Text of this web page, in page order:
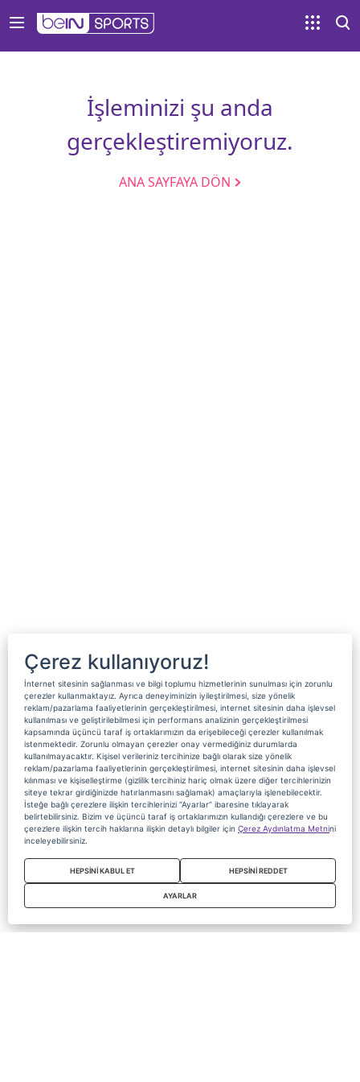
İşleminizi şu anda
gerçekleştiremiyoruz.
ANA SAYFAYA DÖN
Çerez kullanıyoruz!
İnternet sitesinin sağlanması ve bilgi toplumu hizmetlerinin sunulması için zorunlu
çerezler kullanmaktayız. Ayrıca deneyiminizin iyileştirilmesi, size yönelik
reklam/pazarlama faaliyetlerinin gerçekleştirilmesi, internet sitesinin daha işlevsel
kullanılması ve geliştirilebilmesi için performans analizinin gerçekleştirilmesi
kapsamında üçüncü taraf iş ortaklarımızın da erişebileceği çerezler kullanılmak
istenmektedir. Zorunlu olmayan çerezler onay vermediğiniz durumlarda
kullanılmayacaktır. Kişisel verileriniz tercihinize bağlı olarak size yönelik
reklam/pazarlama faaliyetlerinin gerçekleştirilmesi, internet sitesinin daha işlevsel
kılınması ve kişiselleştirme (gizlilik tercihiniz hariç olmak üzere diğer tercihlerinizin
siteye tekrar girdiğinizde hatırlanmasını sağlamak) amaçlarıyla işlenebilecektir.
İsteğe bağlı çerezlere ilişkin tercihlerinizi “Ayarlar” ibaresine tıklayarak
belirtebilirsiniz. Bizim ve üçüncü taraf iş ortaklarımızın kullandığı çerezlere ve bu
çerezlere ilişkin tercih haklarına ilişkin detaylı bilgiler için Çerez Aydınlatma Metnini
inceleyebilirsiniz.
HEPSİNİ KABUL ET HEPSİNİ REDDET
AYARLAR